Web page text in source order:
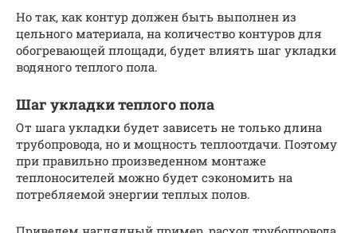
Но так, как контур должен быть выполнен из
цельного материала, на количество контуров для
обогревающей площади, будет влиять шаг укладки
водяного теплого пола.
Шаг укладки теплого пола
От шага укладки будет зависеть не только длина
трубопровода, но и мощность теплоотдачи. Поэтому
при правильно произведенном монтаже
теплоносителей можно будет сэкономить на
потребляемой энергии теплых полов.